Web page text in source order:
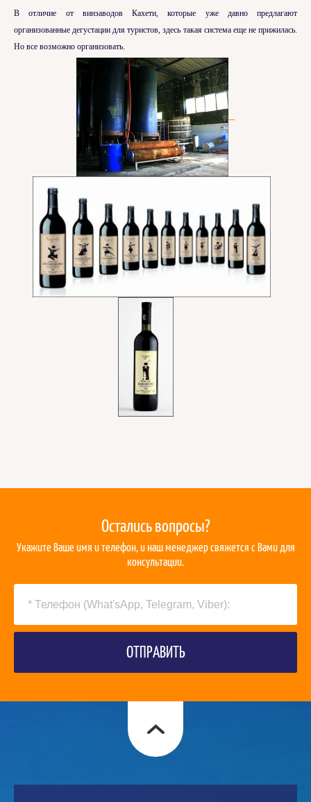
В отличие от винзаводов Кахети, которые уже давно предлагают
организованные дегустации для туристов, здесь такая система еще не прижилась.
Но все возможно организовать.
Остались вопросы?
Укажите Ваше имя и телефон, и наш менеджер свяжется с Вами для
консультации.
ОТПРАВИТЬ